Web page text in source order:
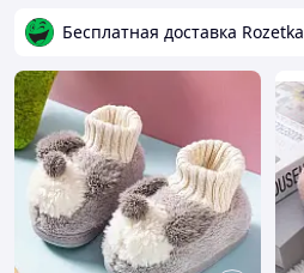
Бесплатная доставка Rozetka